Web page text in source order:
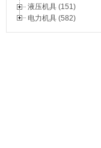
液压机具 (151)
电力机具 (582)